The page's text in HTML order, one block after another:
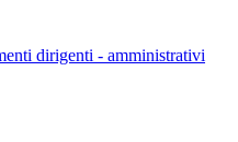
dirigenti - amministrativi